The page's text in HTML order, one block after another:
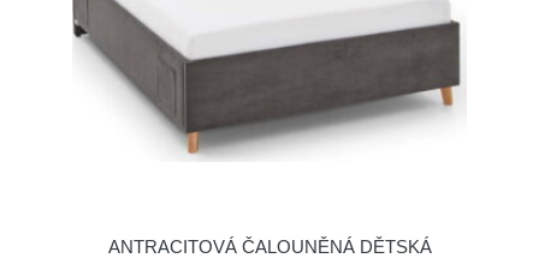
ANTRACITOVÁ ČALOUNĚNÁ DĚTSKÁ